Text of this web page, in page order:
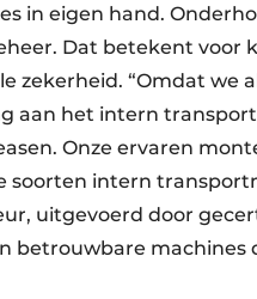
in eigen hand.
Dat betekent voor
“Omdat we
aan het intern
Onze ervaren
intern
uitgevoerd door
betrouwbare machines